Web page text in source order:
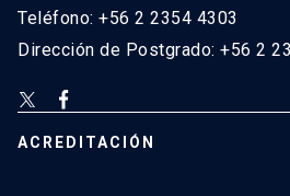
Teléfono: +56 2 2354 4303
Dirección de Postgrado: +56 2
ACREDITACIÓN